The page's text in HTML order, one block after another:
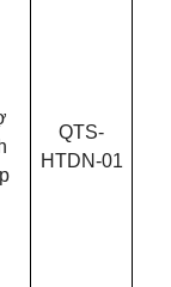
QTS-
HTDN-01